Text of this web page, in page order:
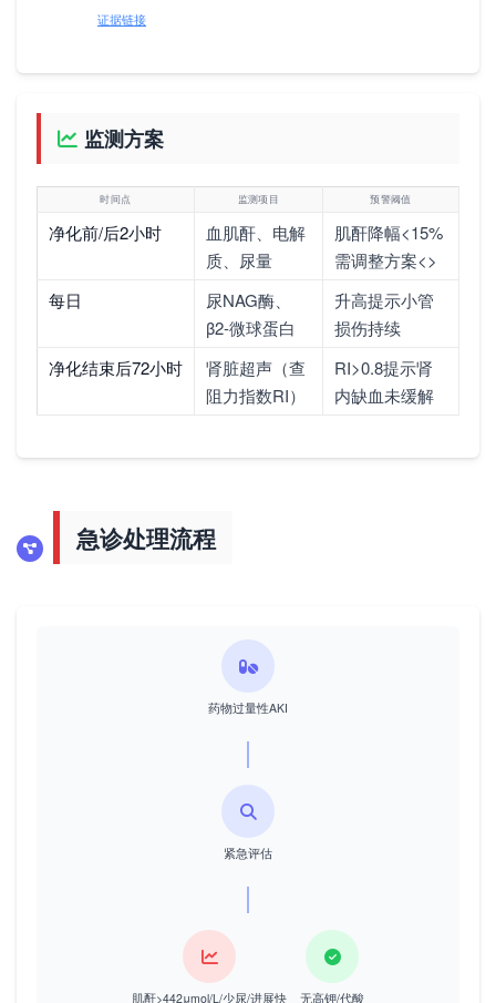
证据链接
监测方案
时间点 监测项目 预警阈值
净化前/后2小时
血肌酐、电解
质、尿量
肌酐降幅<15%
需调整方案<>
每日
尿NAG酶、
β2-微球蛋白
升高提示小管
损伤持续
净化结束后72小时
肾脏超声（查
阻力指数RI）
RI>0.8提示肾
内缺血未缓解
急诊处理流程
药物过量性AKI
紧急评估
肌酐>442μmol/L/少尿/进展快 无高钾/代酸